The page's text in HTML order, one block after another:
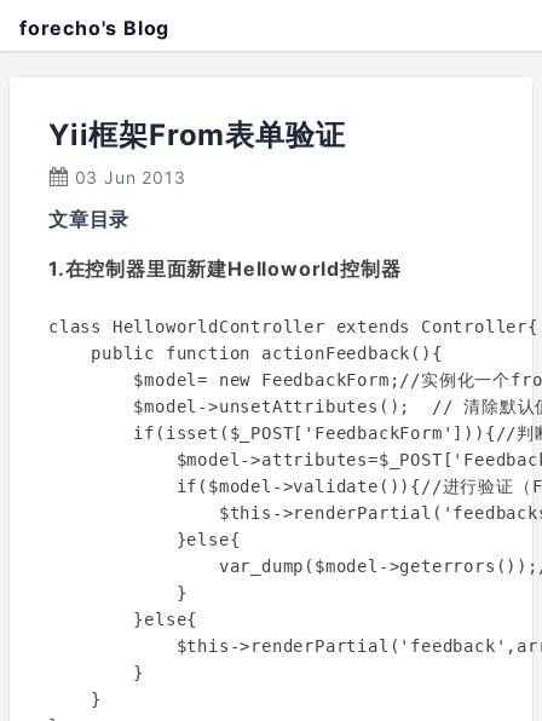
forecho's Blog
Yii框架From表单验证
03 Jun 2013
文章目录
1.在控制器里面新建Helloworld控制器
class HelloworldController extends Controller{
    public function actionFeedback(){
$model= new FeedbackForm;//实例化一个
$model->unsetAttributes();  // 清除默认
if(isset($_POST['FeedbackForm'])){//判
$model-
if($model->validate()){//进行验证（
$this-
            }else{
var_dump($model->geterrors());//
            }
        }else{
$this-
        }
    }